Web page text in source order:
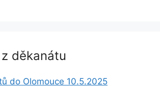
děkanátu
do Olomouce 10.5.2025